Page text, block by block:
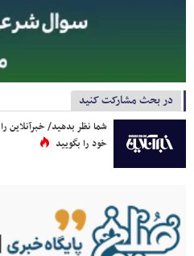
در بحث مشارکت کنید
شما نظر بدهید/ خبرآنلاین
خود را بگویید